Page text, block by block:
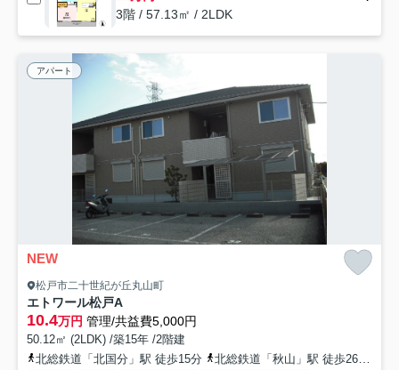
3階 / 57.13㎡ / 2LDK
アパート
NEW
松戸市二十世紀が丘丸山町
エトワール松戸A
10.4万円 管理/共益費5,000円
50.12㎡ (2LDK) /築15年 /2階建
北総鉄道「北国分」駅 徒歩15分
北総鉄道「秋山」駅 徒歩26分